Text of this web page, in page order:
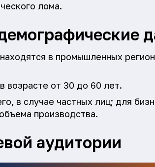
лома.
в промышленных
возрасте от 30 до 60 лет.
в случае частных лиц; для
производства.
аудитории